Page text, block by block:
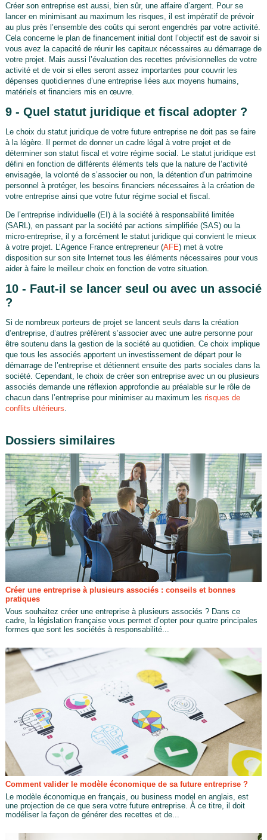
Créer son entreprise est aussi, bien sûr, une affaire d’argent. Pour se
lancer en minimisant au maximum les risques, il est impératif de prévoir
au plus près l’ensemble des coûts qui seront engendrés par votre activité.
Cela concerne le plan de financement initial dont l’objectif est de savoir si
vous avez la capacité de réunir les capitaux nécessaires au démarrage de
votre projet. Mais aussi l’évaluation des recettes prévisionnelles de votre
activité et de voir si elles seront assez importantes pour couvrir les
dépenses quotidiennes d’une entreprise liées aux moyens humains,
matériels et financiers mis en œuvre.
9 - Quel statut juridique et fiscal adopter ?
Le choix du statut juridique de votre future entreprise ne doit pas se faire
à la légère. Il permet de donner un cadre légal à votre projet et de
déterminer son statut fiscal et votre régime social. Le statut juridique est
défini en fonction de différents éléments tels que la nature de l’activité
envisagée, la volonté de s’associer ou non, la détention d’un patrimoine
personnel à protéger, les besoins financiers nécessaires à la création de
votre entreprise ainsi que votre futur régime social et fiscal.
De l’entreprise individuelle (EI) à la société à responsabilité limitée
(SARL), en passant par la société par actions simplifiée (SAS) ou la
micro-entreprise, il y a forcément le statut juridique qui convient le mieux
à votre projet. L’Agence France entrepreneur (AFE) met à votre
disposition sur son site Internet tous les éléments nécessaires pour vous
aider à faire le meilleur choix en fonction de votre situation.
10 - Faut-il se lancer seul ou avec un associé
?
Si de nombreux porteurs de projet se lancent seuls dans la création
d’entreprise, d’autres préfèrent s’associer avec une autre personne pour
être soutenu dans la gestion de la société au quotidien. Ce choix implique
que tous les associés apportent un investissement de départ pour le
démarrage de l’entreprise et détiennent ensuite des parts sociales dans la
société. Cependant, le choix de créer son entreprise avec un ou plusieurs
associés demande une réflexion approfondie au préalable sur le rôle de
chacun dans l’entreprise pour minimiser au maximum les risques de
conflits ultérieurs
Dossiers similaires
Créer une entreprise à plusieurs associés : conseils et bonnes
pratiques
Vous souhaitez créer une entreprise à plusieurs associés ? Dans ce
cadre, la législation française vous permet d’opter pour quatre principales
formes que sont les sociétés à responsabilité...
Comment valider le modèle économique de sa future entreprise ?
Le modèle économique en français, ou business model en anglais, est
une projection de ce que sera votre future entreprise. À ce titre, il doit
modéliser la façon de générer des recettes et de...